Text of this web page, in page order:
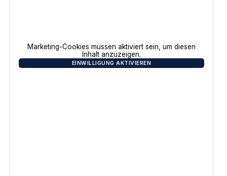
Marketing-Cookies müssen aktiviert sein, um diesen
Inhalt anzuzeigen.
EINWILLIGUNG AKTIVIEREN